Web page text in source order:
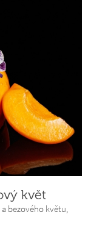
květ
bezového květu,